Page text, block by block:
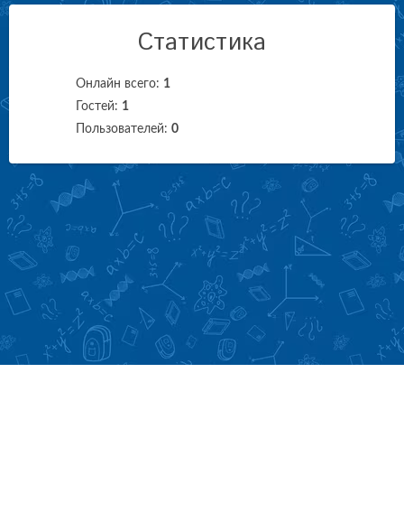
Статистика
Онлайн всего: 1
Гостей: 1
Пользователей: 0